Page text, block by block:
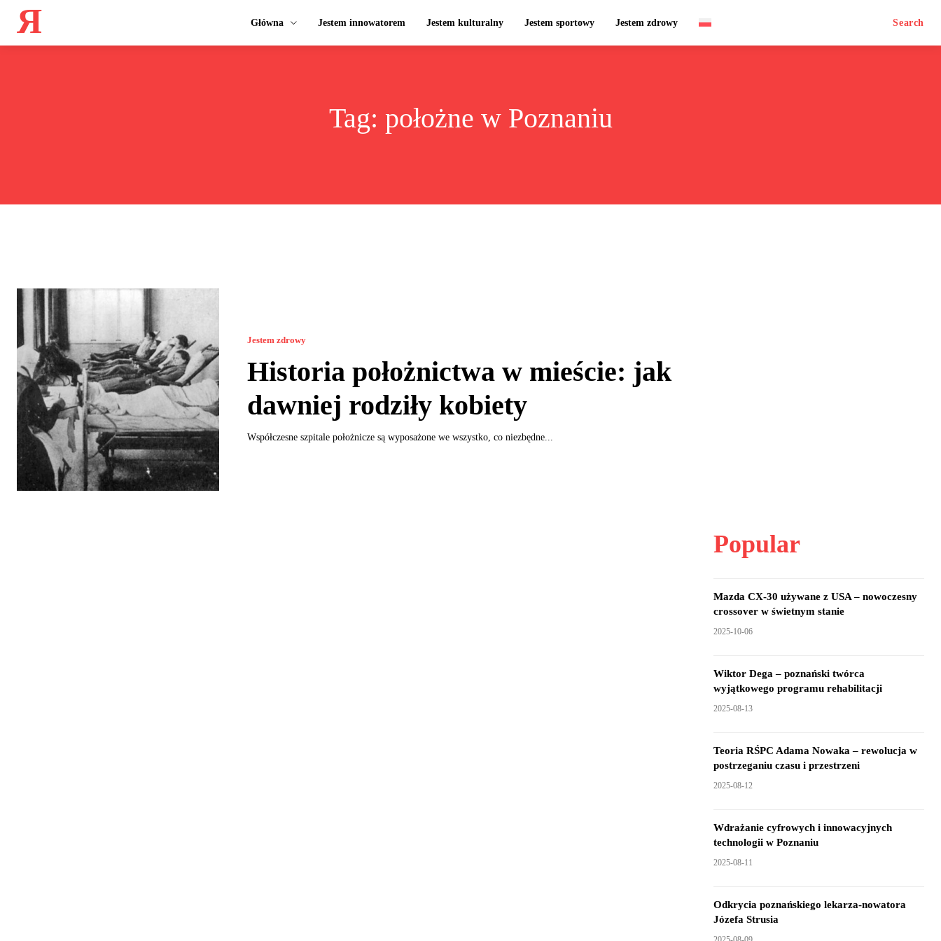
Я Główna Jestem innowatorem Jestem kulturalny Jestem sportowy Jestem zdrowy Search
Tag: położne w Poznaniu
Jestem zdrowy
Historia położnictwa w mieście: jak
dawniej rodziły kobiety
Współczesne szpitale położnicze są wyposażone we wszystko, co niezbędne...
Popular
Mazda CX-30 używane z USA – nowoczesny
crossover w świetnym stanie
2025-10-06
Wiktor Dega – poznański twórca
wyjątkowego programu rehabilitacji
2025-08-13
Teoria RŚPC Adama Nowaka – rewolucja w
postrzeganiu czasu i przestrzeni
2025-08-12
Wdrażanie cyfrowych i innowacyjnych
technologii w Poznaniu
2025-08-11
Odkrycia poznańskiego lekarza-nowatora
Józefa Strusia